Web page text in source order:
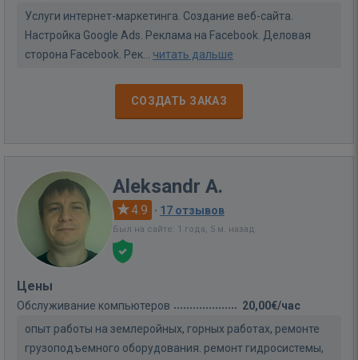
Услуги интернет-маркетинга. Создание веб-сайта.
Настройка Google Ads. Реклама на Facebook. Деловая
сторона Facebook. Рек... читать дальше
СОЗДАТЬ ЗАКАЗ
Aleksandr A.
4.9 · 17 отзывов
Был на сайте: 1 года, 5 м. назад
Цены
Обслуживание компьютеров
20,00€/час
опыт работы на землеройных, горных работах, ремонте
грузоподъемного оборудования. ремонт гидросистемы,